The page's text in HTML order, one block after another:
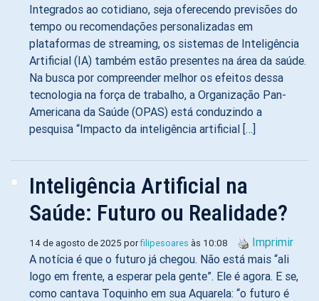
Integrados ao cotidiano, seja oferecendo previsões do
tempo ou recomendações personalizadas em
plataformas de streaming, os sistemas de Inteligência
Artificial (IA) também estão presentes na área da saúde.
Na busca por compreender melhor os efeitos dessa
tecnologia na força de trabalho, a Organização Pan-
Americana da Saúde (OPAS) está conduzindo a
pesquisa “Impacto da inteligência artificial […]
Inteligência Artificial na
Saúde: Futuro ou Realidade?
14 de agosto de 2025 porfilipesoares às 10:08
Imprimir
A notícia é que o futuro já chegou. Não está mais “ali
logo em frente, a esperar pela gente”. Ele é agora. E se,
como cantava Toquinho em sua Aquarela: “o futuro é